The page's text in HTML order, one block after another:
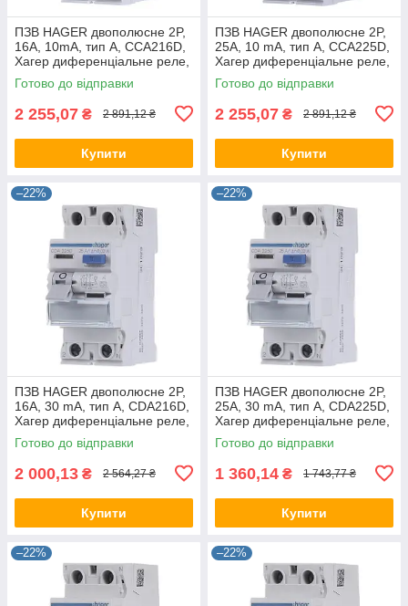
ПЗВ HAGER двополюсне 2P,
16A, 10mA, тип A, CCA216D,
Хагер диференціальне реле,
пристрій захисного відклек
Готово до відправки
2 255,07 ₴ 2 891,12 ₴
Купити
ПЗВ HAGER двополюсне 2P,
25A, 10 mA, тип A, CCA225D,
Хагер диференціальне реле,
пристрій захисного
відклеювання
Готово до відправки
2 255,07 ₴ 2 891,12 ₴
Купити
–22%
ПЗВ HAGER двополюсне 2P,
16A, 30 mA, тип A, CDA216D,
Хагер диференціальне реле,
пристрій захисного відкл
Готово до відправки
2 000,13 ₴ 2 564,27 ₴
Купити
–22%
ПЗВ HAGER двополюсне 2P,
25A, 30 mA, тип A, CDA225D,
Хагер диференціальне реле,
пристрій захисного відкл
Готово до відправки
1 360,14 ₴ 1 743,77 ₴
Купити
–22% –22%